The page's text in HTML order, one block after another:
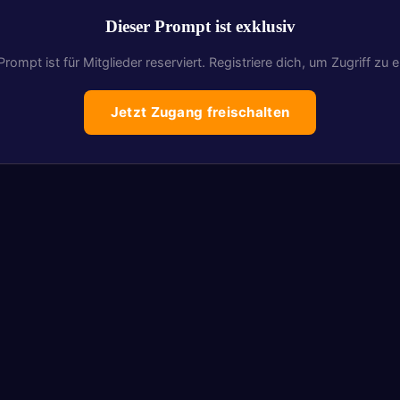
Dieser Prompt ist exklusiv
ist für Mitglieder reserviert. Registriere dich, um Zugriff zu
Jetzt Zugang freischalten